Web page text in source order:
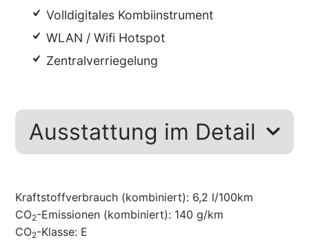
Volldigitales Kombiinstrument
WLAN / Wifi Hotspot
Zentralverriegelung
Ausstattung im Detail
Kraftstoffverbrauch (kombiniert): 6,2 l/100km
CO2-Emissionen (kombiniert): 140 g/km
CO2-Klasse: E